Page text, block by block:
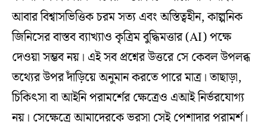
আবার বিশ্বাসভিত্তিক চরম সত্য এবং অস্তিত্বহীন, কাল্পনিক
জিনিসের বাস্তব ব্যাখ্যাও কৃত্রিম বুদ্ধিমত্তার (AI) পক্ষে
দেওয়া সম্ভব নয়। এই সব প্রশ্নের উত্তরে সে কেবল উপলব্ধ
তথ্যের উপর দাঁড়িয়ে অনুমান করতে পারে মাত্র। তাছাড়া,
চিকিৎসা বা আইনি পরামর্শের ক্ষেত্রেও এআই নির্ভরযোগ্য
নয়। সেক্ষেত্রে আমাদেরকে ভরসা সেই পেশাদার পরামর্শ।